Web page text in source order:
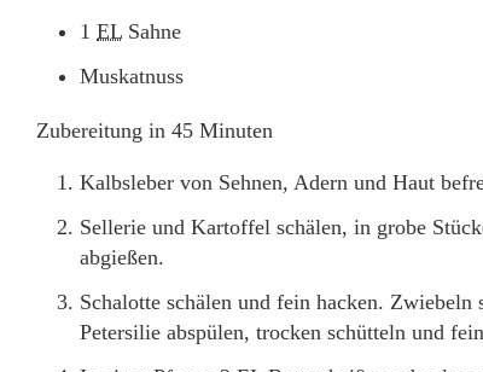
1 EL Sahne
Muskatnuss
Zubereitung in 45 Minuten
Kalbsleber von Sehnen, Adern und Haut
Sellerie und Kartoffel schälen, in grobe
abgießen.
Schalotte schälen und fein hacken. Zwiebeln
Petersilie abspülen, trocken schütteln und